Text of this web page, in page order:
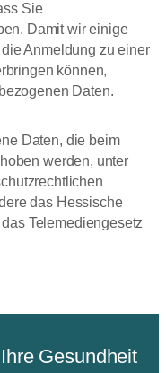
Sie
Damit wir einige
Anmeldung zu einer
können,
Daten.
Daten, die beim
werden, unter
das Hessische
Telemediengesetz
Gesundheit